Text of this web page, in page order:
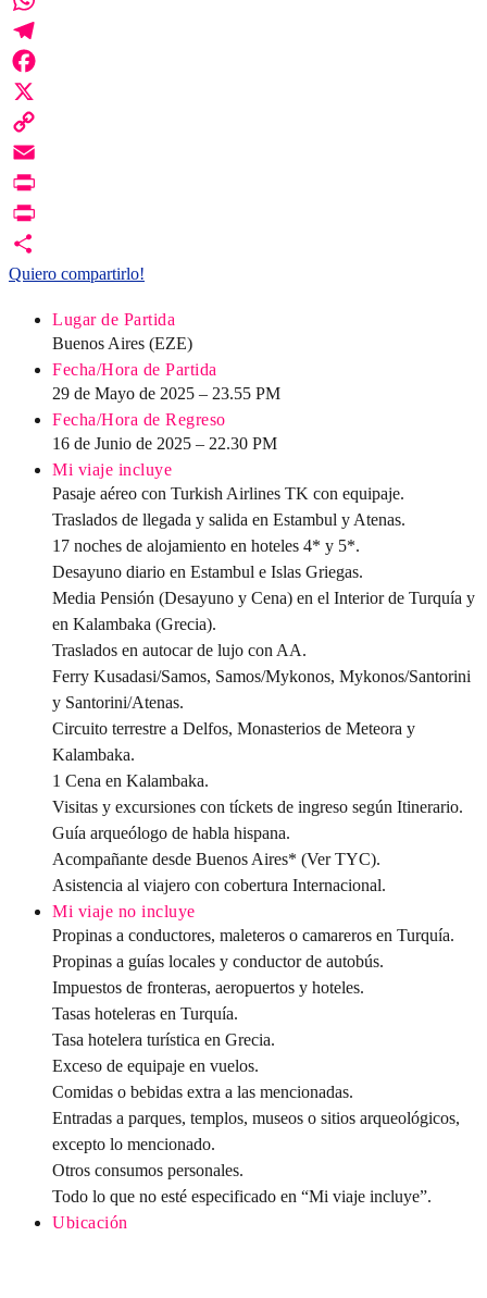
WhatsApp
Telegram
Facebook
X
Copy
Link
Email
Print
PrintFriendly
Quiero compartirlo!
Lugar de Partida
Buenos Aires (EZE)
Fecha/Hora de Partida
29 de Mayo de 2025 – 23.55 PM
Fecha/Hora de Regreso
16 de Junio de 2025 – 22.30 PM
Mi viaje incluye
Pasaje aéreo con Turkish Airlines TK con equipaje.
Traslados de llegada y salida en Estambul y Atenas.
17 noches de alojamiento en hoteles 4* y 5*.
Desayuno diario en Estambul e Islas Griegas.
Media Pensión (Desayuno y Cena) en el Interior de Turquía y
en Kalambaka (Grecia).
Traslados en autocar de lujo con AA.
Ferry Kusadasi/Samos, Samos/Mykonos, Mykonos/Santorini
y Santorini/Atenas.
Circuito terrestre a Delfos, Monasterios de Meteora y
Kalambaka.
1 Cena en Kalambaka.
Visitas y excursiones con tíckets de ingreso según Itinerario.
Guía arqueólogo de habla hispana.
Acompañante desde Buenos Aires* (Ver TYC).
Asistencia al viajero con cobertura Internacional.
Mi viaje no incluye
Propinas a conductores, maleteros o camareros en Turquía.
Propinas a guías locales y conductor de autobús.
Impuestos de fronteras, aeropuertos y hoteles.
Tasas hoteleras en Turquía.
Tasa hotelera turística en Grecia.
Exceso de equipaje en vuelos.
Comidas o bebidas extra a las mencionadas.
Entradas a parques, templos, museos o sitios arqueológicos,
excepto lo mencionado.
Otros consumos personales.
Todo lo que no esté especificado en “Mi viaje incluye”.
Ubicación